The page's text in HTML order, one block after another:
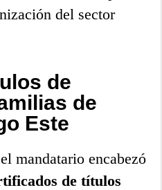
del sector
de
de
Este
mandatario encabezó
de títulos